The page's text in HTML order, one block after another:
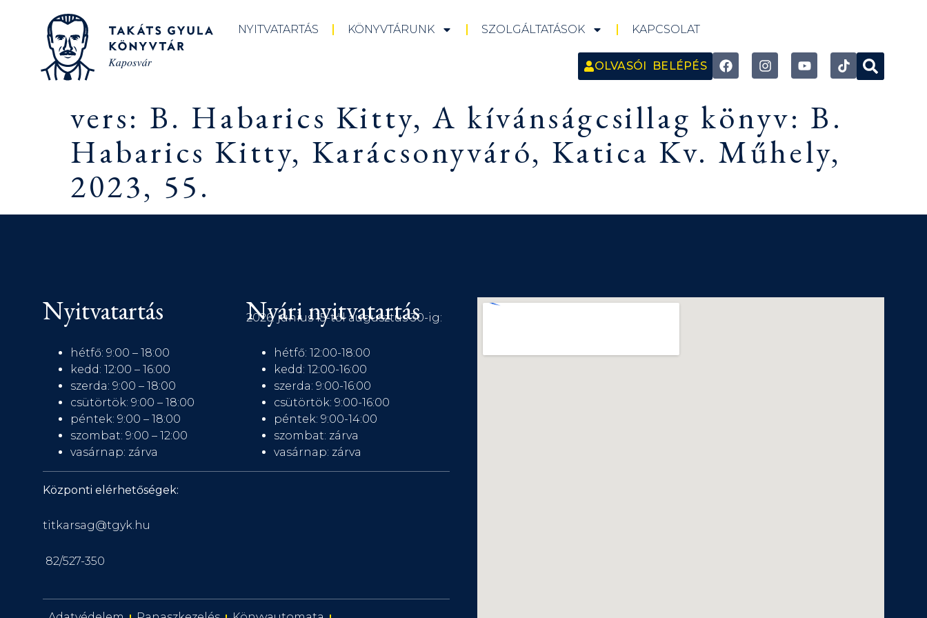
NYITVATARTÁS KÖNYVTÁRUNK SZOLGÁLTATÁSOK KAPCSOLAT
OLVASÓI BELÉPÉS
vers: B. Habarics Kitty, A kívánságcsillag könyv: B.
Habarics Kitty, Karácsonyváró, Katica Kv. Műhely,
2023, 55.
Nyitvatartás
hétfő: 9:00 – 18:00
kedd: 12:00 – 16:00
szerda: 9:00 – 18:00
csütörtök: 9:00 – 18:00
péntek: 9:00 – 18:00
szombat: 9:00 – 12:00
vasárnap: zárva
Nyári nyitvatartás
2026. június 15-től augusztus 30-ig:
hétfő: 12:00-18:00
kedd: 12:00-16:00
szerda: 9:00-16:00
csütörtök: 9:00-16:00
péntek: 9:00-14:00
szombat: zárva
vasárnap: zárva
Központi elérhetőségek:
titkarsag@tgyk.hu
82/527-350